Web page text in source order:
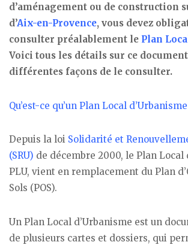
d’aménagement ou de construction
d’Aix-en-Provence, vous devez
consulter préalablement le Plan
Voici tous les détails sur ce
différentes façons de le consulter.
Qu’est-ce qu’un Plan Local
Depuis la loi Solidarité et
(SRU) de décembre 2000, le Plan Local
PLU, vient en remplacement du Plan
Sols (POS).
Un Plan Local d’Urbanisme est un
de plusieurs cartes et dossiers, qui